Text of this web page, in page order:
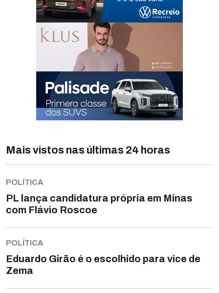
Mais vistos nas últimas 24 horas
POLÍTICA
PL lança candidatura própria em Minas
com Flávio Roscoe
POLÍTICA
Eduardo Girão é o escolhido para vice de
Zema